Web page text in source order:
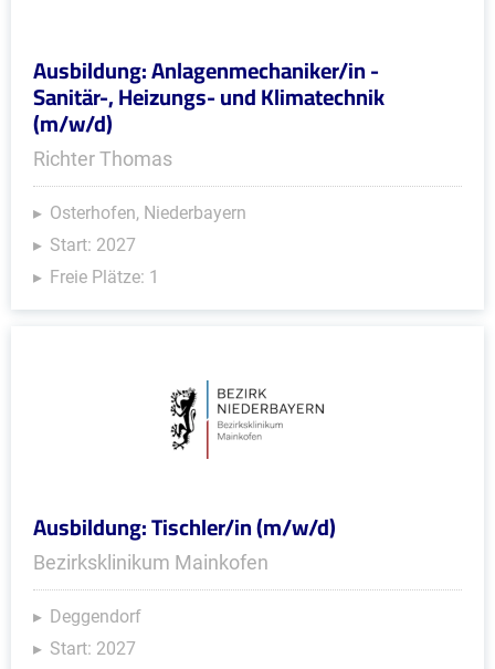
Ausbildung: Anlagenmechaniker/in -
Sanitär-, Heizungs- und Klimatechnik
(m/w/d)
Richter Thomas
Osterhofen, Niederbayern
Start: 2027
Freie Plätze: 1
Ausbildung: Tischler/in (m/w/d)
Bezirksklinikum Mainkofen
Deggendorf
Start: 2027